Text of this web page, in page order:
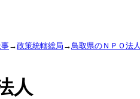
→政策統轄総局 →鳥取県のＮＰＯ法
人